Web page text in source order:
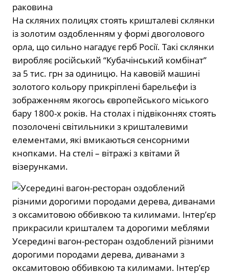
раковина
На скляних полицях стоять кришталеві склянки
із золотим оздобленням у формі двоголового
орла, що сильно нагадує герб Росії. Такі склянки
виробляє російський “Кубачінський комбінат”
за 5 тис. грн за одиницю. На кавовій машині
золотого кольору прикріплені барельєфи із
зображенням якогось європейського міського
бару 1800-х років. На столах і підвіконнях стоять
позолочені світильники з кришталевими
елементами, які вмикаються сенсорними
кнопками. На стелі – вітражі з квітами й
візерунками.
Усередині вагон-ресторан оздоблений різними
дорогими породами дерева, диванами з
оксамитовою оббивкою та килимами. Інтерʼєр